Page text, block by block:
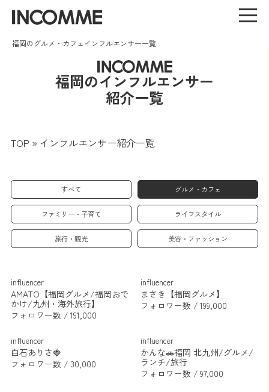
福岡のグルメ・カフェインフルエンサー一覧
福岡のインフルエンサー
紹介一覧
TOP » インフルエンサー紹介一覧
すべて グルメ・カフェ
ファミリー・子育て ライフスタイル
旅行・観光 美容・ファッション
influencer
AMATO【福岡グルメ/福岡おで
かけ/九州・海外旅行】
フォロワー数 / 191,000
influencer
まさき【福岡グルメ】
フォロワー数 / 199,000
influencer
白石ありさ🍓
フォロワー数 / 30,000
influencer
かんな🚗福岡 北九州/グルメ/
ランチ/旅行
フォロワー数 / 97,000